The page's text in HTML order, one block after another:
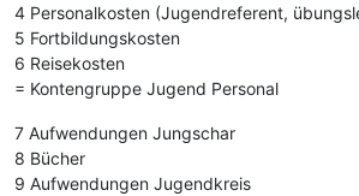
4 Personalkosten (Jugendreferent,
5 Fortbildungskosten
6 Reisekosten
= Kontengruppe Jugend Personal
7 Aufwendungen Jungschar
8 Bücher
9 Aufwendungen Jugendkreis